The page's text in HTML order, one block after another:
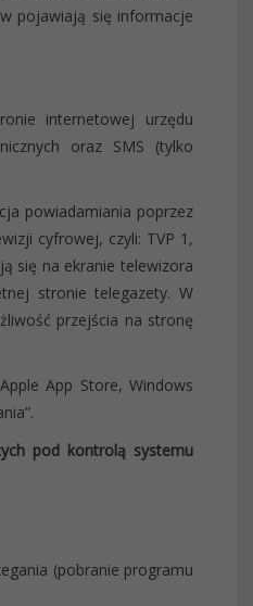
pojawiają się informacje
internetowej urzędu
oraz SMS (tylko
powiadamiania poprzez
cyfrowej, czyli: TVP 1,
się na ekranie telewizora
stronie telegazety. W
przejścia na stronę
App Store, Windows
pod kontrolą systemu
(pobranie programu